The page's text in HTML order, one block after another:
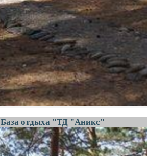
База отдыха "ТД "Аникс"